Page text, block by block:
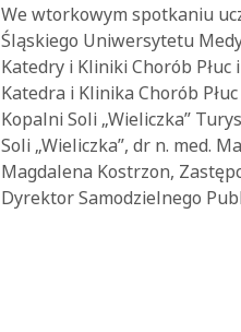
We wtorkowym spotkaniu
Śląskiego Uniwersytetu
Katedry i Kliniki Chorób
Katedra i Klinika Chorób
Kopalni Soli „Wieliczka”
Soli „Wieliczka”, dr n. med.
Magdalena Kostrzon,
Dyrektor Samodzielnego